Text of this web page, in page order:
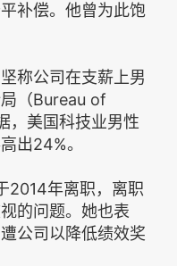
补偿。他曾为此饱
称公司在支薪上男
（Bureau of
，美国科技业男性
出24%。
2014年离职，离职
的问题。她也表
公司以降低绩效奖